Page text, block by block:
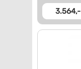
3.564,-